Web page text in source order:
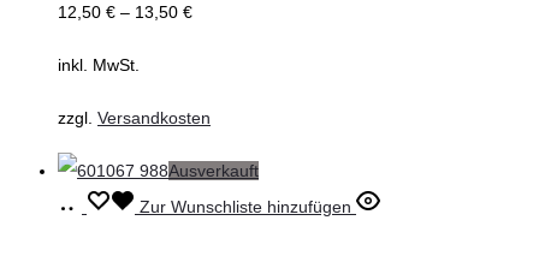
der
werden
12,50 € – 13,50 €
inkl. MwSt.
zzgl. Versandkosten
Ausverkauft
Ausführung
Dieses Zur Wunschliste hinzufügen